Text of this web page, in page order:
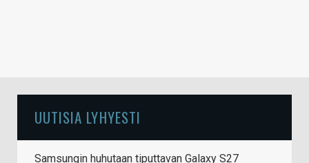
UUTISIA LYHYESTI
Samsungin huhutaan tiputtavan Galaxy S27